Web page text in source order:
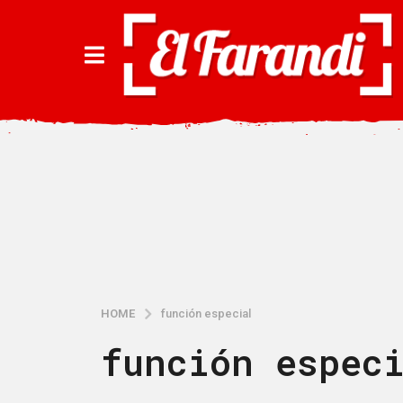
HOME función especial
función